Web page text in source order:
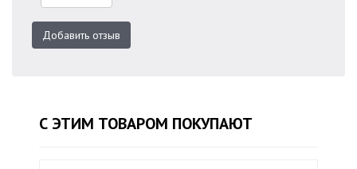
Добавить отзыв
С ЭТИМ ТОВАРОМ ПОКУПАЮТ